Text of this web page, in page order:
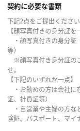
契約に必要な書類
下記2点をご提出ください
【顔写真付きの身分証を
・顔写真付きの身分証
等）
※顔写真付き身分証の
せ。
【下記のいずれか一点】
・お勤めの方は会社に
証、社員証等）
・自営業や主婦の方な
険証、パスポート、マイ